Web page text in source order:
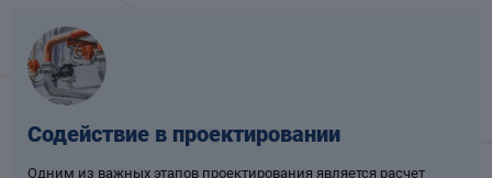
Содействие в проектировании
Одним из важных этапов проектирования является расчет